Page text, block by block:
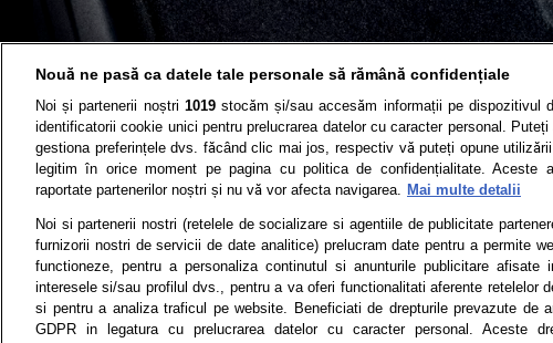
Știri Test drive
Toate drepturile rezervate | Citarea se
monitorizare) nu poate
Nouă ne pasă ca datele tale personale să rămână confidențiale
Noi și partenerii noștri 1019stocăm și/sau accesăm informații pe dispozitivul
identificatorii cookie unici pentru prelucrarea datelor cu caracter personal.
gestiona preferințele dvs. făcând clic mai jos, respectiv vă puteți opune
legitim în orice moment pe pagina cu politica de confidențialitate. Aceste
raportate partenerilor noștri și nu vă vor afecta navigarea. Mai multe detalii
Noi si partenerii nostri (retelele de socializare si agentiile de publicitate
furnizorii nostri de servicii de date analitice) prelucram date pentru a permite
functioneze, pentru a personaliza continutul si anunturile publicitare afisate
interesele si/sau profilul dvs., pentru a va oferi functionalitati aferente retelelor
si pentru a analiza traficul pe website. Beneficiati de drepturile prevazute de
GDPR in legatura cu prelucrarea datelor cu caracter personal. Aceste